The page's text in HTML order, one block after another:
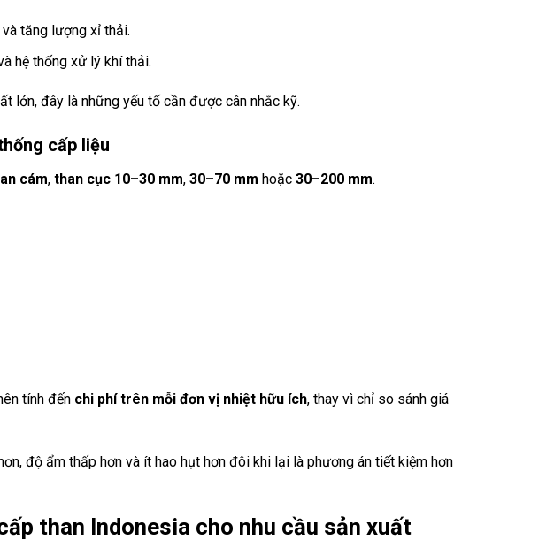
tăng lượng xỉ thải.
hệ thống xử lý khí thải.
lớn, đây là những yếu tố cần được cân nhắc kỹ.
cấp liệu
cám,than cục 10–30 mm,30–70 mm hoặc30–200 mm.
tính đến chi phí trên mỗi đơn vị nhiệt hữu ích, thay vì chỉ so sánh giá
độ ẩm thấp hơn và ít hao hụt hơn đôi khi lại là phương án tiết kiệm hơn
than Indonesia cho nhu cầu sản xuất